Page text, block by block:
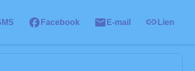
Facebook E-mail Lien